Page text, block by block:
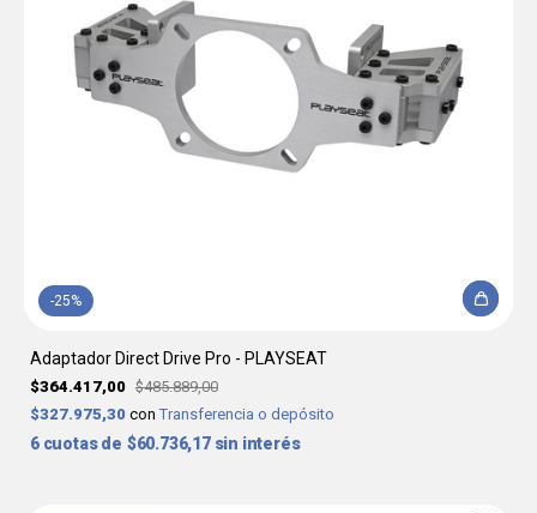
-25%
Adaptador Direct Drive Pro - PLAYSEAT
$364.417,00 $485.889,00
$327.975,30 con Transferencia o depósito
6 $60.736,17 sin interés